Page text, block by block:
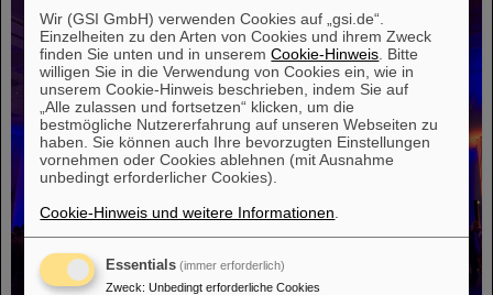
Wir (GSI GmbH) verwenden Cookies auf „gsi.de“.
Einzelheiten zu den Arten von Cookies und ihrem Zweck
finden Sie unten und in unseremCookie-Hinweis . Bitte
willigen Sie in die Verwendung von Cookies ein, wie in
unserem Cookie-Hinweis beschrieben, indem Sie auf
„Alle zulassen und fortsetzen“ klicken, um die
bestmögliche Nutzererfahrung auf unseren Webseiten zu
haben. Sie können auch Ihre bevorzugten Einstellungen
vornehmen oder Cookies ablehnen (mit Ausnahme
unbedingt erforderlicher Cookies).
Cookie-Hinweis und weitere Informationen
Essentials (immer erforderlich)
Zweck: Unbedingt erforderliche Cookies